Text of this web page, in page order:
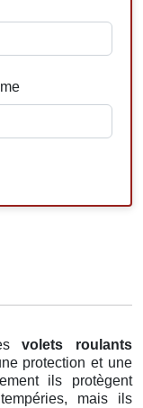
volets roulants
protection et une
ils protègent
mais ils